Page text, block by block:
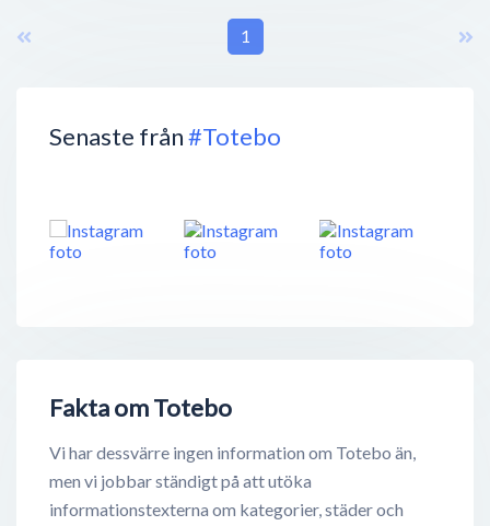
Senaste från#Totebo
Fakta om Totebo
Vi har dessvärre ingen information om Totebo än,
men vi jobbar ständigt på att utöka
informationstexterna om kategorier, städer och
1